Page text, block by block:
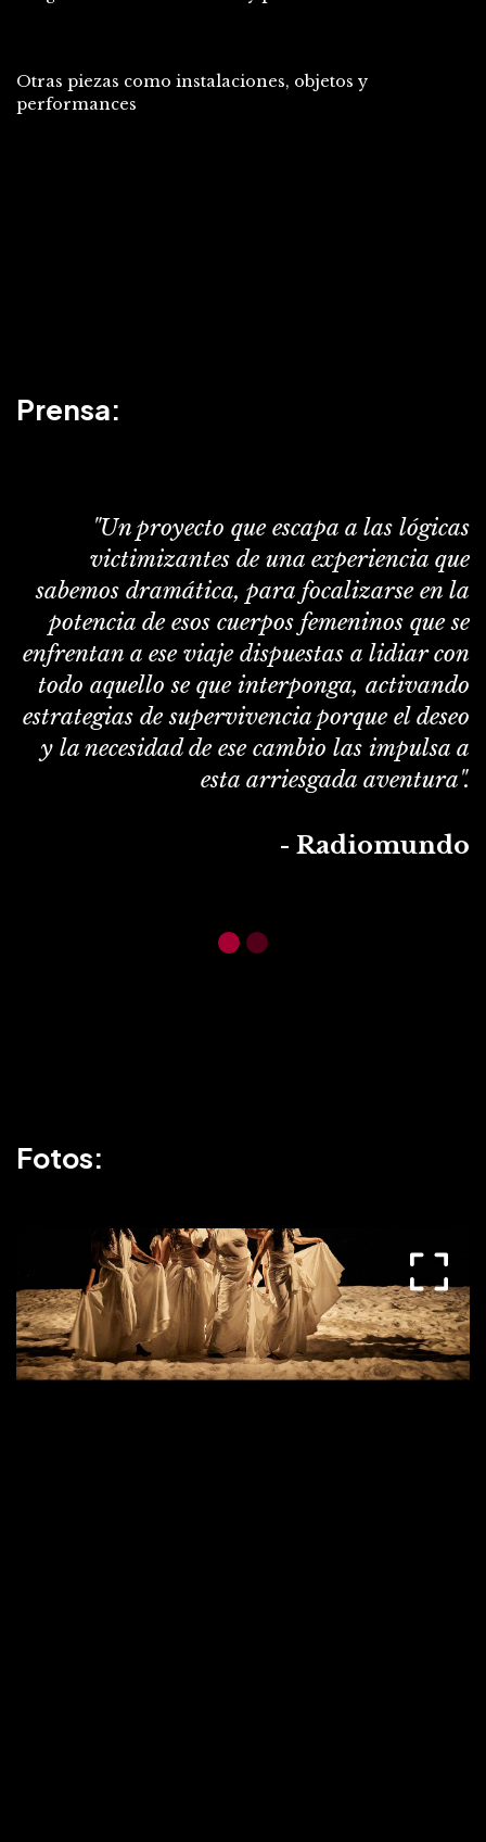
Otras piezas como instalaciones, objetos y
performances
Prensa:
"Un proyecto que escapa a las lógicas
victimizantes de una experiencia que
sabemos dramática, para focalizarse en la
potencia de esos cuerpos femeninos que se
enfrentan a ese viaje dispuestas a lidiar con
todo aquello se que interponga, activando
estrategias de supervivencia porque el deseo
y la necesidad de ese cambio las impulsa a
esta arriesgada aventura".
- Radiomundo
Fotos: